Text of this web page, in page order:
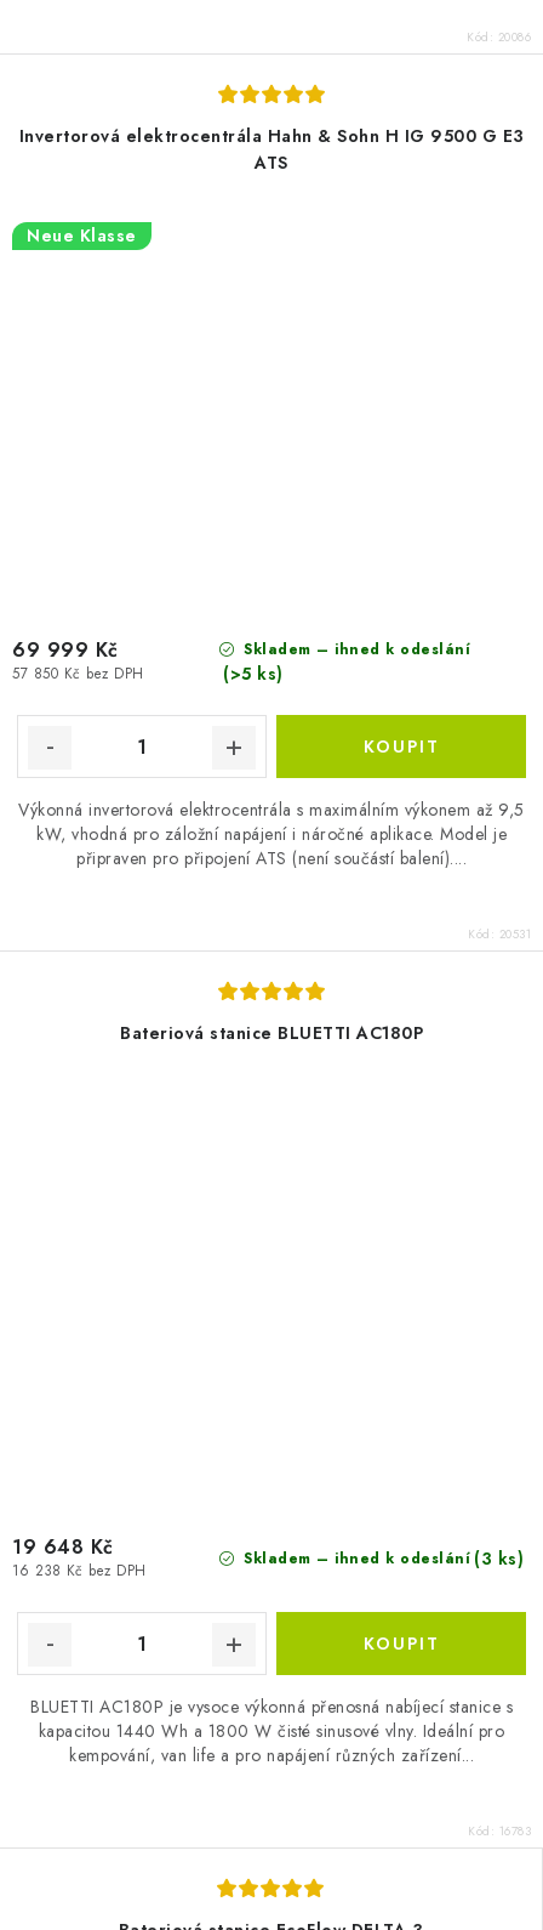
Kód: 20086
Invertorová elektrocentrála Hahn & Sohn H IG 9500 G E3
ATS
Neue Klasse
Skladem – ihned k odeslání
(>5 ks)
57 850 Kč bez DPH
69 999 Kč
Výkonná invertorová elektrocentrála s maximálním výkonem až 9,5
kW, vhodná pro záložní napájení i náročné aplikace. Model je
připraven pro připojení ATS (není součástí balení)....
Kód: 20531
Bateriová stanice BLUETTI AC180P
Skladem – ihned k odeslání (3 ks)
16 238 Kč bez DPH
19 648 Kč
BLUETTI AC180P je vysoce výkonná přenosná nabíjecí stanice s
kapacitou 1440 Wh a 1800 W čisté sinusové vlny. Ideální pro
kempování, van life a pro napájení různých zařízení...
Kód: 16783